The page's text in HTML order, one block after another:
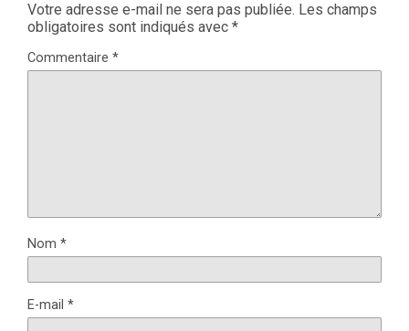
Votre adresse e-mail ne sera pas publiée. Les champs
obligatoires sont indiqués avec *
Commentaire *
Nom *
E-mail *